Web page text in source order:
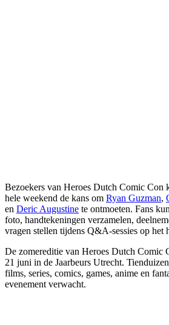
Bezoekers van Heroes Dutch Comic Con
hele weekend de kans om Ryan Guzman,
en Deric Augustine te ontmoeten. Fans
foto, handtekeningen verzamelen,
vragen stellen tijdens Q&A-sessies op het
De zomereditie van Heroes Dutch Comic
21 juni in de Jaarbeurs Utrecht.
films, series, comics, games, anime en
evenement verwacht.